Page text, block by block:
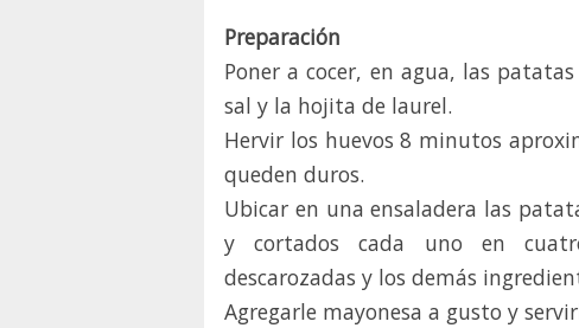
Preparación
Poner a cocer, en agua, las
sal y la hojita de laurel.
Hervir los huevos 8 minutos
queden duros.
Ubicar en una ensaladera las
y cortados cada uno en
descarozadas y los demás
Agregarle mayonesa a gusto y